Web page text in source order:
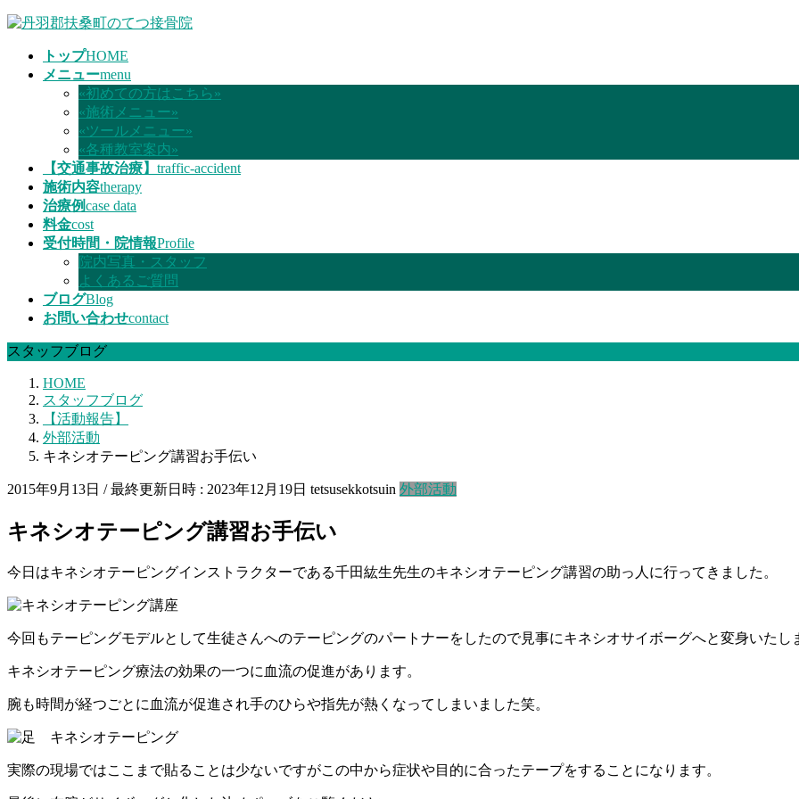
コ
ナ
トップHOME
メニューmenu
«初めての方はこちら»
«施術メニュー»
«ツールメニュー»
«各種教室案内»
【交通事故治療】 traffic-accident
施術内容therapy
治療例case data
料金cost
受付時間・院情報Profile
院内写真・スタッフ
よくあるご質問
ブログBlog
お問い合わせcontact
スタッフブログ
HOME
スタッフブログ
【活動報告】
外部活動
キネシオテーピング講習お手伝い
2015年9月13日 / 最終更新日時 : 2023年12月19日 tetsusekkotsuin 外部活動
キネシオテーピング講習お手伝い
今日はキネシオテーピングインストラクターである千田紘生先生のキネシオテーピング講習の助っ人に行ってきました。
今回もテーピングモデルとして生徒さんへのテーピングのパートナーをしたので見事にキネシオサイボーグへと変身いたし
キネシオテーピング療法の効果の一つに血流の促進があります。
腕も時間が経つごとに 血流が促進され手のひらや指先が熱くなってしまいました笑。
実際の現場ではここまで貼ることは少ないですがこの中から症状や目的に合ったテープをすることになります。